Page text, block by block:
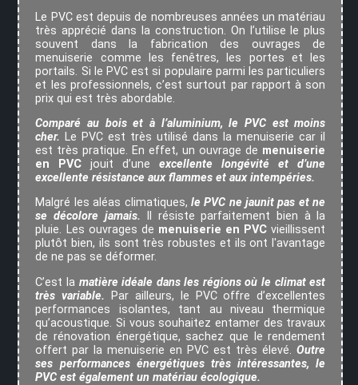
Le PVC est depuis de nombreuses années un matériau
très apprécié dans la construction. On l’utilise le plus
souvent dans la fabrication des ouvrages de
menuiserie comme les fenêtres, les portes et les
portails. Si le PVC est si populaire parmi les particuliers
et les professionnels, c’est surtout par rapport à son
prix qui est très abordable.
Comparé au bois et à l’aluminium, le PVC est moins
cher. Le PVC est très utilisé dans la menuiserie car il
est très pratique. En effet, un ouvrage de menuiserie
en PVC jouit d’uneexcellente longévité et d’une
excellente résistance aux flammes et aux intempéries.
Malgré les aléas climatiques, le PVC ne jaunit pas et ne
se décolore jamais. Il résiste parfaitement bien à la
pluie. Les ouvrages de menuiserie en PVC vieillissent
plutôt bien, ils sont très robustes et ils ont l'avantage
de ne pas se déformer.
C’est la matière idéale dans les régions où le climat est
très variable. Par ailleurs, le PVC offre d’excellentes
performances isolantes, tant au niveau thermique
qu’acoustique. Si vous souhaitez entamer des travaux
de rénovation énergétique, sachez que le rendement
offert par la menuiserie en PVC est très élevé. Outre
ses performances énergétiques très intéressantes, le
PVC est également un matériau écologique.